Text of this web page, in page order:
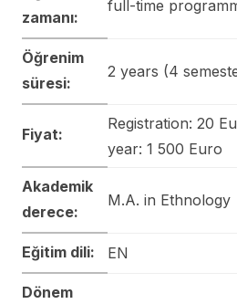
zamanı:
full-time
Öğrenim
süresi:
2 years (4
Fiyat:
Registration: 20
year: 1 500 Euro
Akademik
derece:
M.A. in Ethnology
Eğitim dili: EN
Dönem